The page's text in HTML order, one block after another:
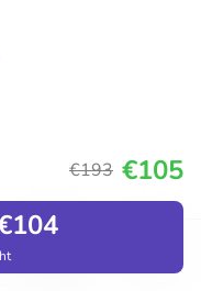
€193 €105